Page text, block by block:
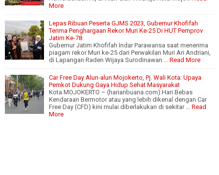
More
Lepas Ribuan Peserta GJMS 2023, Gubernur Khofifah
Terima Penghargaan Rekor Muri Ke-25 Di HUT Pemprov
Jatim Ke-78
Gubernur Jatim Khofifah Indar Parawansa saat menerima
piagam rekor Muri ke-25 dari Perwakilan Muri Ari Andriani,
di Lapangan Raden Wijaya Surodinawan …
Read More
Car Free Day Alun-alun Mojokerto, Pj. Wali Kota: Upaya
Pemkot Dukung Gaya Hidup Sehat Masyarakat
Kota MOJOKERTO – (harianbuana.com).Hari Bebas
Kendaraan Bermotor atau yang lebih dikenal dengan Car
Free Day (CFD) kini mulai diberlakukan di sekitar …
Read
More